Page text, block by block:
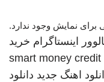
برای نمایش وجود ندارد.
اینستاگرام خرید
smart money credit
اهنگ جدید دانلود